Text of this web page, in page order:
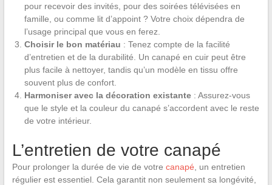
pour recevoir des invités, pour des soirées télévisées en
famille, ou comme lit d’appoint ? Votre choix dépendra de
l’usage principal que vous en ferez.
Choisir le bon matériau : Tenez compte de la facilité
d’entretien et de la durabilité. Un canapé en cuir peut être
plus facile à nettoyer, tandis qu’un modèle en tissu offre
souvent plus de confort.
Harmoniser avec la décoration existante: Assurez-vous
que le style et la couleur du canapé s’accordent avec le reste
de votre intérieur.
L’entretien de votre canapé
Pour prolonger la durée de vie de votre canapé , un entretien
régulier est essentiel. Cela garantit non seulement sa longévité,